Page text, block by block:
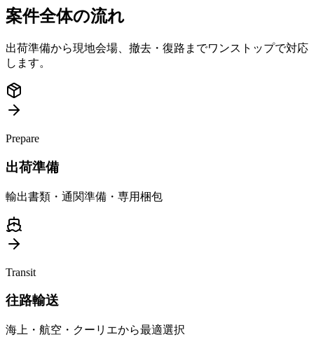
案件全体の流れ
出荷準備から現地会場、撤去・復路までワンストップで対応
します。
Prepare
出荷準備
輸出書類・通関準備・専用梱包
Transit
往路輸送
海上・航空・クーリエから最適選択